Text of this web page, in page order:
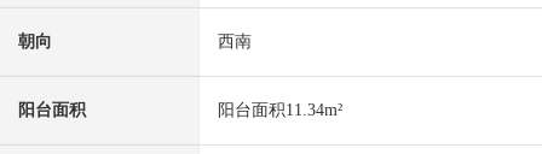
朝向 西南
阳台面积 阳台面积11.34m²